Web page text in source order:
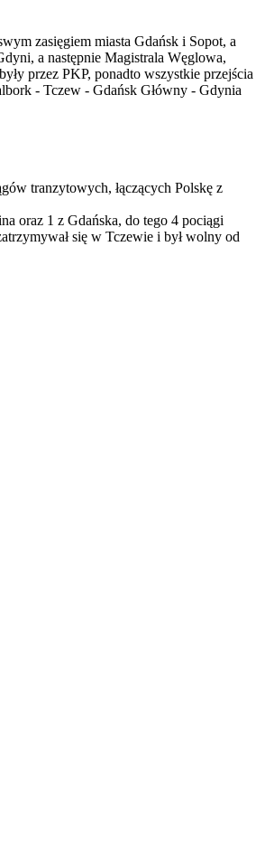
zasięgiem miasta Gdańsk i Sopot, a
a następnie Magistrala Węglowa,
przez PKP, ponadto wszystkie przejścia
- Tczew - Gdańsk Główny - Gdynia
tranzytowych, łączących Polskę z
oraz 1 z Gdańska, do tego 4 pociągi
się w Tczewie i był wolny od